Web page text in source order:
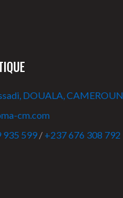
DOUALA, CAMEROUN
cm.com
935 599 / +237 676 308 792